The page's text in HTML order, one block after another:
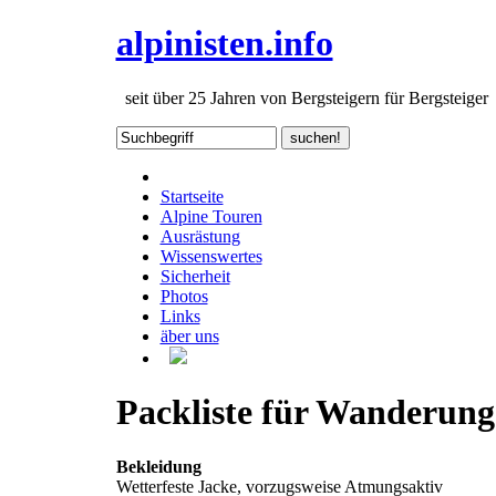
alpinisten.info
seit über 25 Jahren von Bergsteigern für Bergsteiger
Startseite
Alpine Touren
Ausrästung
Wissenswertes
Sicherheit
Photos
Links
äber uns
Packliste für
Bekleidung
Wetterfeste Jacke, vorzugsweise Atmungsaktiv